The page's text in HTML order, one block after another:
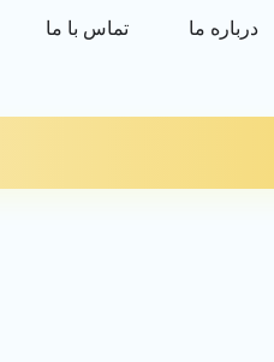
درباره ما تماس با ما